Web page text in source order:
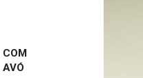
COM
AVÓ